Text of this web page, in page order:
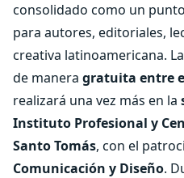
consolidado como un
para autores, editoriales,
creativa latinoamericana.
de manera gratuita entre
realizará una vez más en la
Instituto Profesional y
Santo Tomás, con el
Comunicación y Diseño.